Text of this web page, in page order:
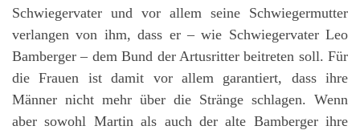
Schwiegervater und vor allem seine Schwiegermutter
verlangen von ihm, dass er – wie Schwiegervater Leo
Bamberger – dem Bund der Artusritter beitreten soll. Für
die Frauen ist damit vor allem garantiert, dass ihre
Männer nicht mehr über die Stränge schlagen. Wenn
aber sowohl Martin als auch der alte Bamberger ihre